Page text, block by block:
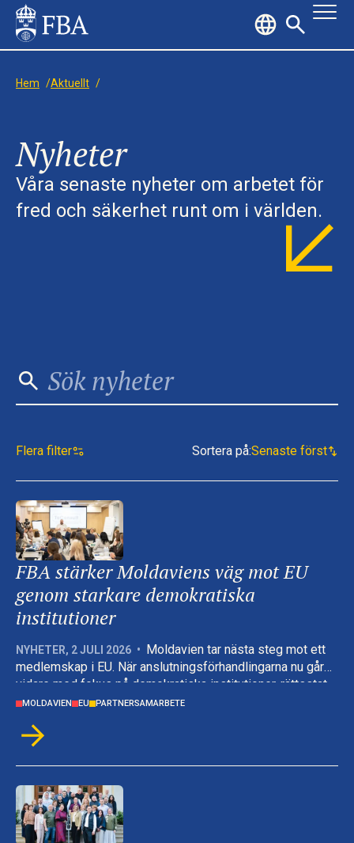
Hem /Aktuellt /
Nyheter
Våra senaste nyheter om arbetet för
fred och säkerhet runt om i världen.
Flera filter Sortera på:Senaste först
FBA stärker Moldaviens väg mot EU
genom starkare demokratiska
institutioner
NYHETER, 2 JULI 2026 • Moldavien tar nästa steg mot ett
medlemskap i EU. När anslutningsförhandlingarna nu går
vidare med fokus på demokratiska institutioner, rättsstat
och grundläggande rättigheter bidrar Folke
beslutsprocesser.
MOLDAVIEN EU PARTNERSAMARBETE